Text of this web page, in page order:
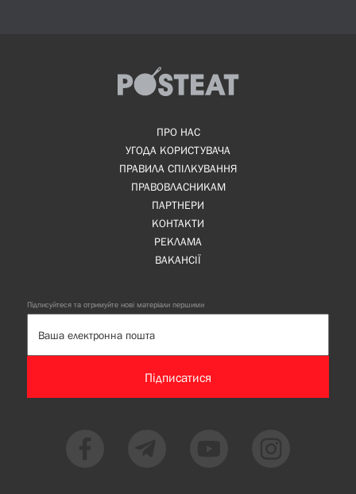
ПРО НАС
УГОДА КОРИСТУВАЧА
ПРАВИЛА СПІЛКУВАННЯ
ПРАВОВЛАСНИКАМ
ПАРТНЕРИ
КОНТАКТИ
РЕКЛАМА
ВАКАНСІЇ
Підписуйтеся та отримуйте нові матеріали першими
Підписатися